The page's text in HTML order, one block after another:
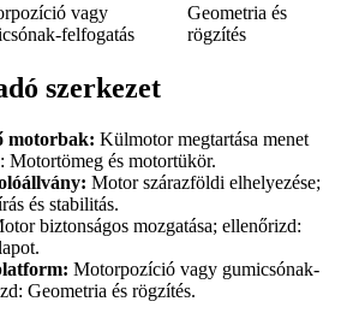
vagy
felfogatás
Geometria és
rögzítés
szerkezet
motorbak: Külmotor megtartása menet
Motortömeg és motortükör.
Motor szárazföldi elhelyezése;
és stabilitás.
biztonságos mozgatása; ellenőrizd:
Motorpozíció vagy gumicsónak-
Geometria és rögzítés.